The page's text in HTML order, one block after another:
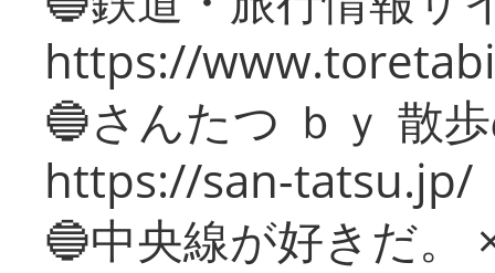
https://
🔵さんたつ ｂｙ 散
https://san-tatsu.jp/
🔵中央線が好きだ。